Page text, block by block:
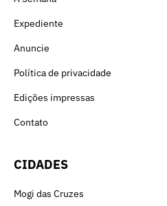
Expediente
Anuncie
Política de privacidade
Edições impressas
Contato
CIDADES
Mogi das Cruzes